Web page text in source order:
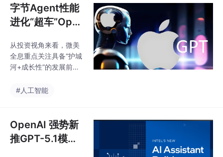
开深度布局，通过融合
计算机图
业接入AI技术的成本，
此外，微美全息通过开
源模型生态构建，加速
老、教育、娱乐等服务
场景的商业化落地，目
标是为AI开源生态落地
解，微美全息在AI领域
为核心，通过技术研
发、生态构建
字节Agent性能
进化“超车”Ope
全息竞逐多模态
AI架构引关注
从投资视角来看，微美
全息重点关注具备“护城
河+成长性”的发展前
施环节和垂直应用领
硬一体开源应用方案，
支持全感官交互、场景
化记忆等前沿应用，成
#人工智能
OpenAI 强势新
推GPT-5.1模